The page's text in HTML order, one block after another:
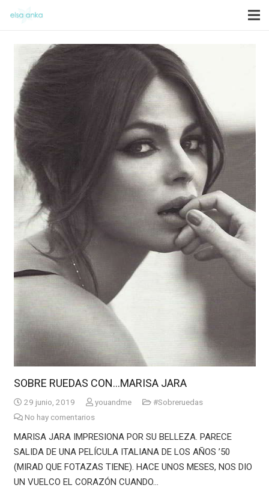
SOBRE RUEDAS CON…MARISA JARA
29 junio, 2019 youandme
#Sobreruedas
No hay comentarios
MARISA JARA IMPRESIONA POR SU BELLEZA. PARECE
SALIDA DE UNA PELÍCULA ITALIANA DE LOS AÑOS ’50
(MIRAD QUE FOTAZAS TIENE). HACE UNOS MESES, NOS DIO
UN VUELCO EL CORAZÓN CUANDO…